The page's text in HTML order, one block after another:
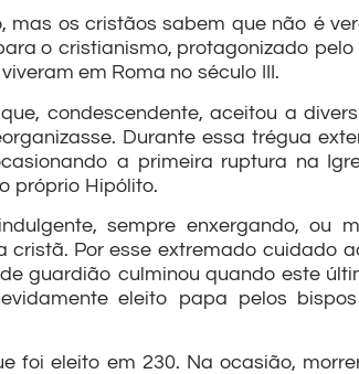
os cristãos sabem que não é
o cristianismo, protagonizado pelo
em Roma no século III.
condescendente, aceitou a
Durante essa trégua
a primeira ruptura na
próprio Hipólito.
sempre enxergando, ou
Por esse extremado cuidado
guardião culminou quando este
eleito papa pelos
foi eleito em 230. Na ocasião,